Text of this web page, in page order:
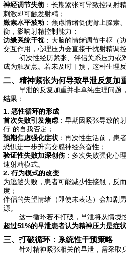
神经调节失衡 ：长期紧张可导致控制射
刺激即可触发射精；
激素水平波动 ：焦虑情绪促使肾上腺素
衡，影响射精控制能力；
边缘系统干扰：大脑的情绪调节中枢（
交互作用，心理压力会直接干扰射精调控
初次性经历紧张、伴侣关系压力或
成为触发点。若未及时干预，这种生理
二、精神紧张为何导致早泄反复加
早泄的反复加重并非单纯生理问题
结果 ：
1. 恶性循环的形成
首次失败引发焦虑 ：早期因紧张导致的
行”的自我否定；
预期焦虑强化症状 ：再次性生活前，患
恐惧进一步升高交感神经兴奋性；
验证性失败加深创伤：多次失败强化心
速射精模式。
2. 行为模式的改变
为逃避失败，患者可能减少性接触，反
度；
伴侣的失望情绪（即使未表达）会加剧
源。
这一循环若不打破，早泄将从情境
超过51%的早泄患者认为精神压力是症
三、打破循环：系统性干预策略
针对精神紧张相关的早泄，需采取